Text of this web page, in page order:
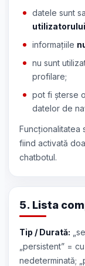
datele sunt
utilizatorului
informațiile
nu sunt
profilare;
pot fi șterse
datelor de
Funcționalitatea
fiind activată
chatbotul.
5. Lista
Tip / Durată:
„persistent” =
nedeterminată;